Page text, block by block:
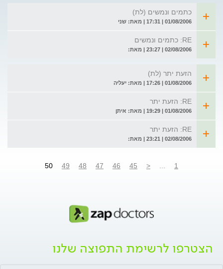
כתמים ונמשים (לת)
01/08/2006 | 17:31 | מאת: שני
RE: כתמים ונמשים
02/08/2006 | 23:27 | מאת:
הזעת יתר (לת)
01/08/2006 | 17:26 | מאת: יעליה
RE: הזעת יתר
01/08/2006 | 19:29 | מאת: איתן
RE: הזעת יתר
02/08/2006 | 23:21 | מאת:
1
<
45
46
47
48
49
50
הצטרפו לרשימת התפוצה שלנו